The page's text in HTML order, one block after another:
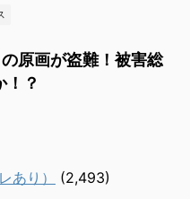
の原画が盗難！被害総
！？
あり）
(2,493)